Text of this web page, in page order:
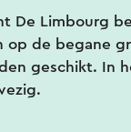
De Limbourg
op de begane
geschikt. In